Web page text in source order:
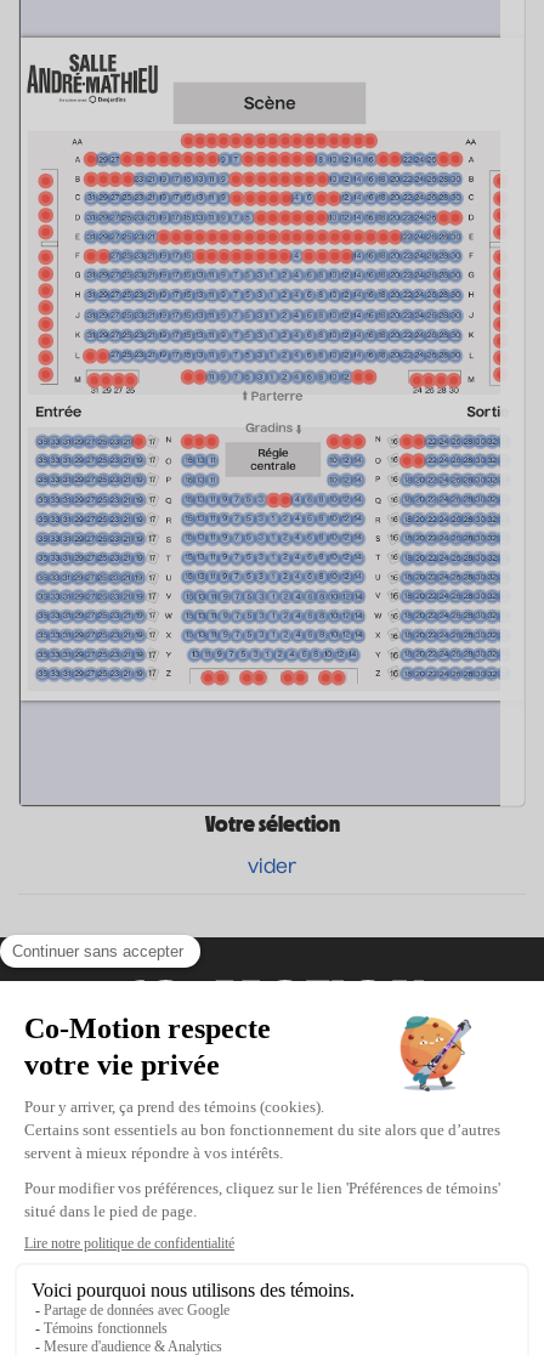
Votre sélection
vider
Coordonnées
475, boul. de l’Avenir, Laval, Québec, H7N
5H9
Téléphone : 1-450-667-2040
Courriel :info@co-motion.ca
À propos de Co-Motion
Nous joindre